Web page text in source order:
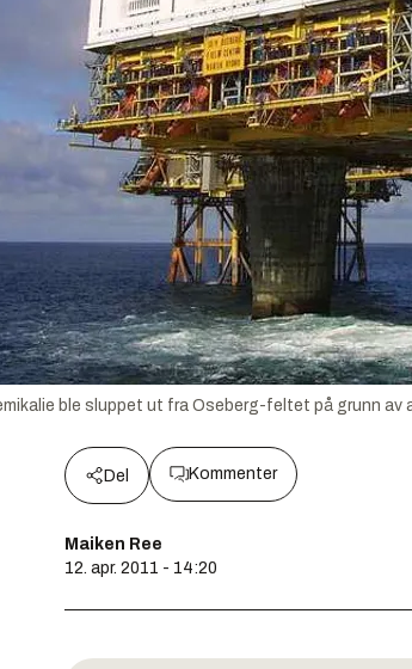
ble sluppet ut fra Oseberg-feltet på grunn av
Del Kommenter
Maiken Ree
12. apr. 2011 - 14:20